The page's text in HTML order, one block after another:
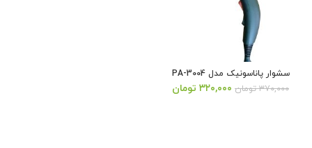
سشوار پاناسونیک مدل PA-3004
۳۷۰,۰۰۰ تومان قیمت
۳۲۰,۰۰۰ تومان